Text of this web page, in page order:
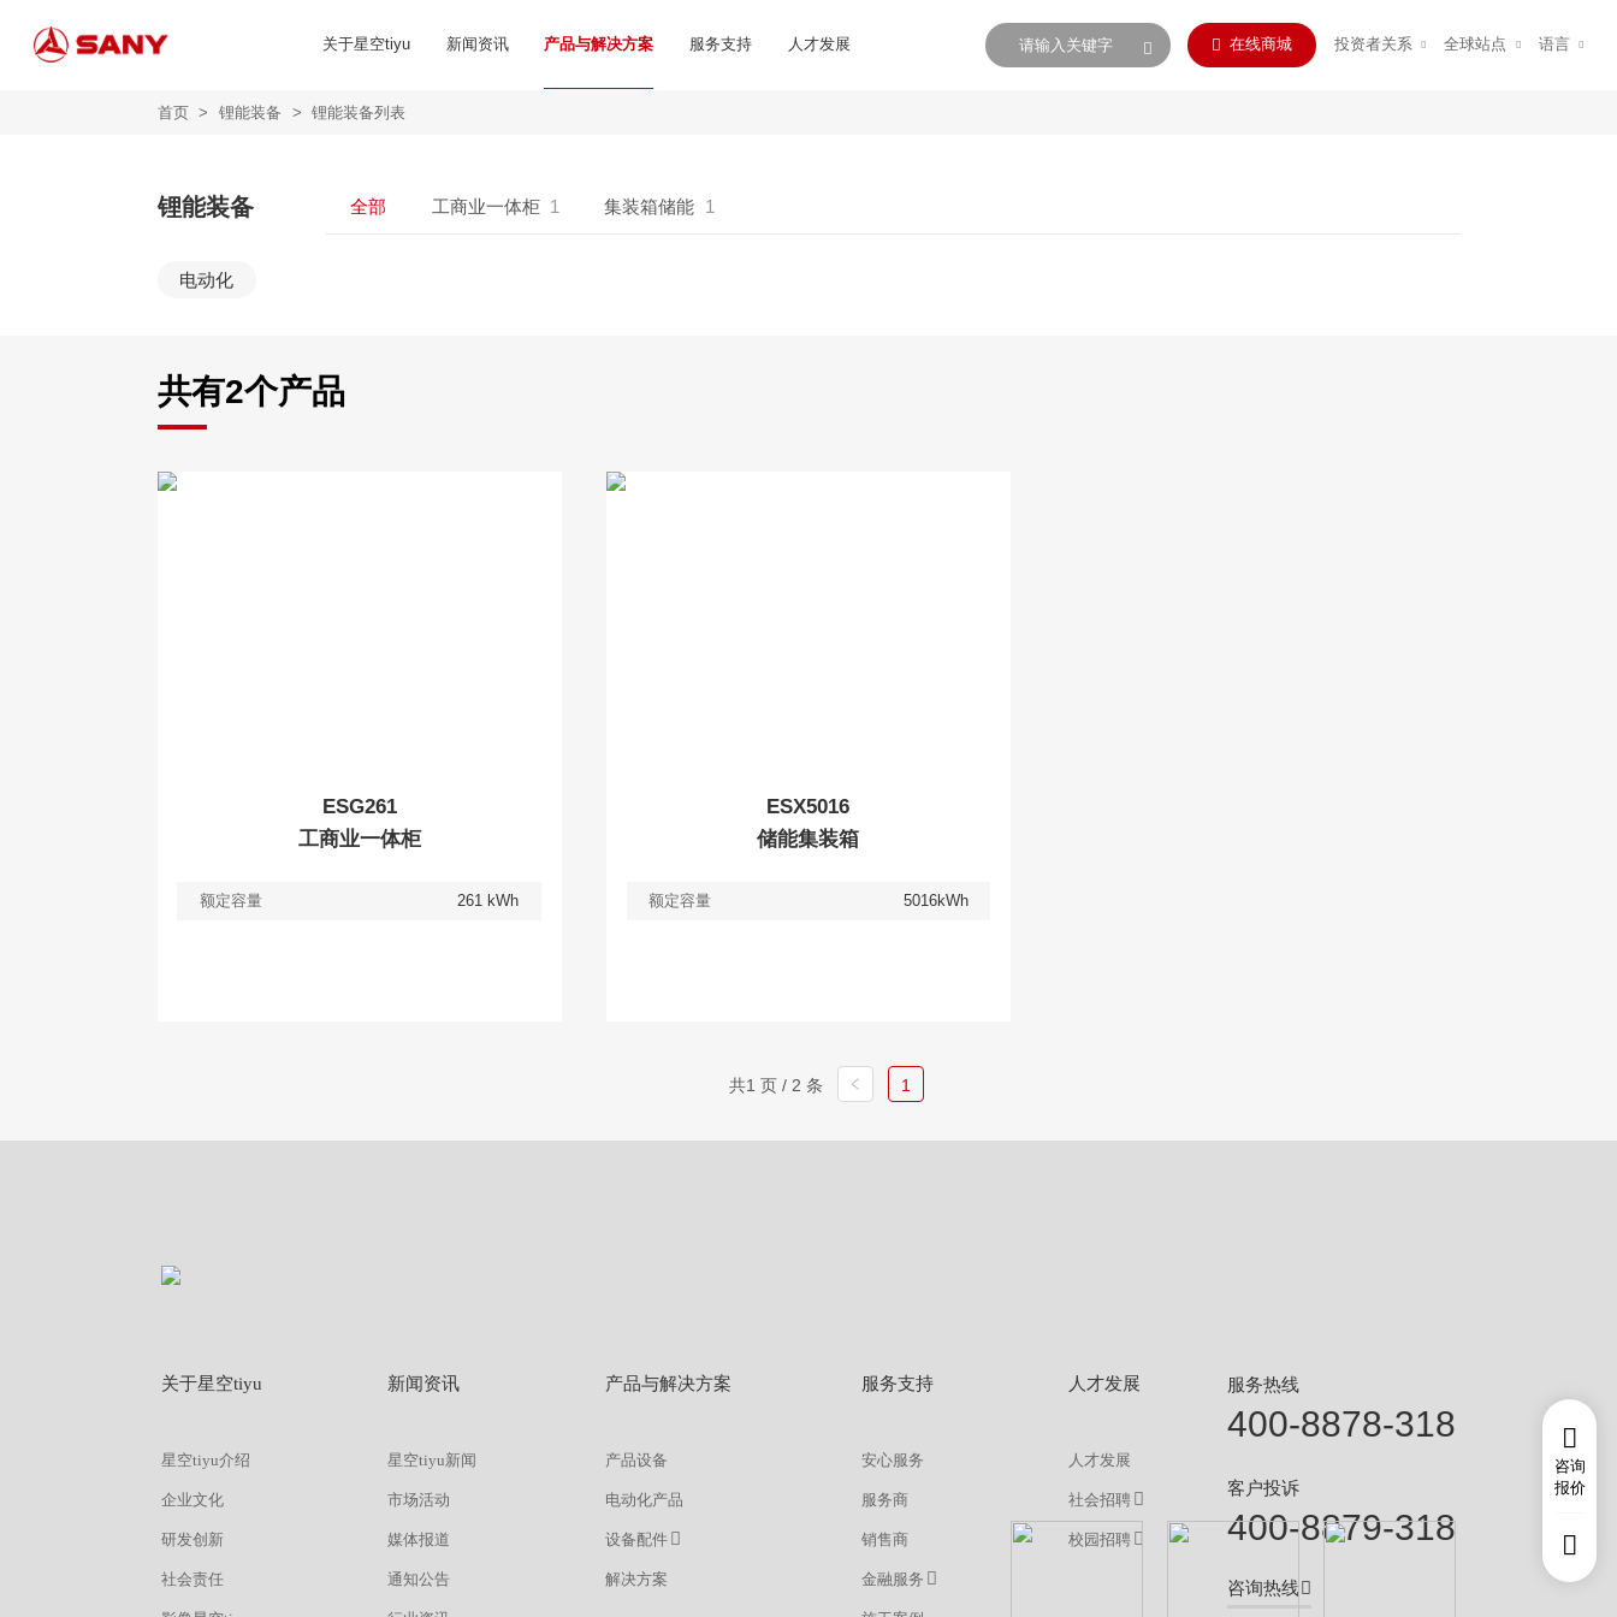
关于星空tiyu 新闻资讯 产品与解决方案 服务支持 人才发展 在线商城 投资者关系 全球站点 语言
首页 > 锂能装备 > 锂能装备列表
锂能装备 全部 工商业一体柜 1 集装箱储能 1
电动化
共有2个产品
ESG261
工商业一体柜
额定容量 261 kWh
ESX5016
储能集装箱
额定容量 5016kWh
查看 详情 获取报价
共1 页 / 2 条 1
关于星空tiyu
星空tiyu介绍
企业文化
研发创新
社会责任
新闻资讯
星空tiyu新闻
市场活动
媒体报道
通知公告
产品与解决方案
产品设备
电动化产品
设备配件
解决方案
服务支持
安心服务
服务商
销售商
金融服务
人才发展
人才发展
社会招聘
校园招聘
服务热线
400-8878-318
客户投诉
400-8879-318
咨询热线
咨询
报价